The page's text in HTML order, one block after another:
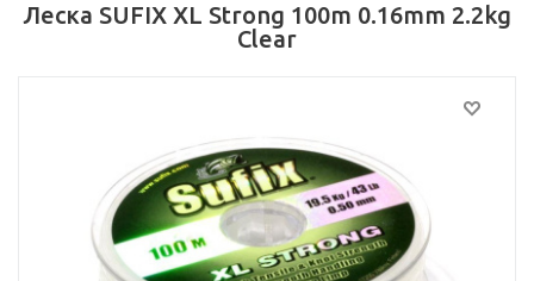
Леска SUFIX XL Strong 100m 0.16mm 2.2kg
Clear